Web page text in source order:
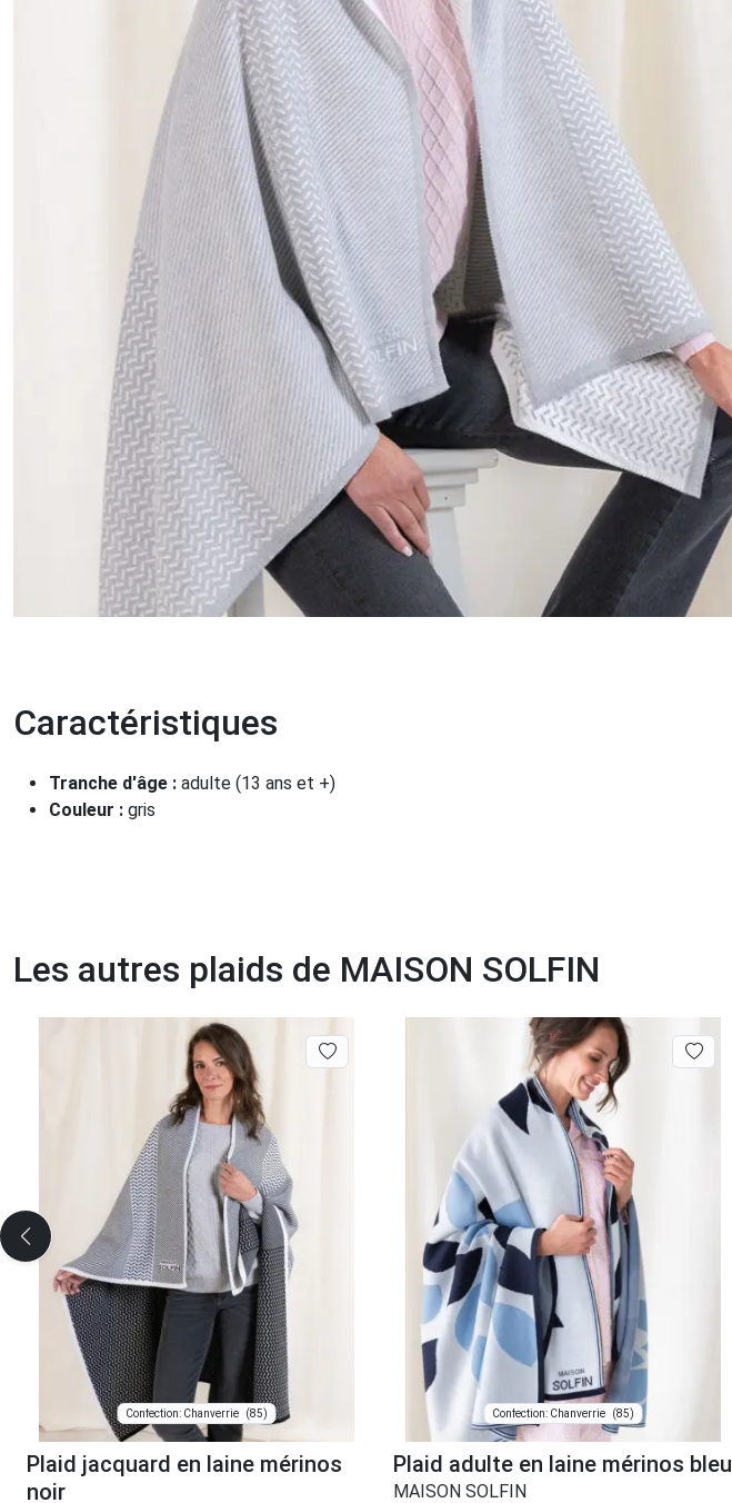
Caractéristiques
Tranche d'âge : adulte (13 ans et +)
Couleur : gris
Les autres plaids de MAISON SOLFIN
Confection: Chanverrie (85)
Plaid jacquard en laine mérinos
noir
Confection: Chanverrie (85)
Plaid adulte en laine mérinos bleu
MAISON SOLFIN